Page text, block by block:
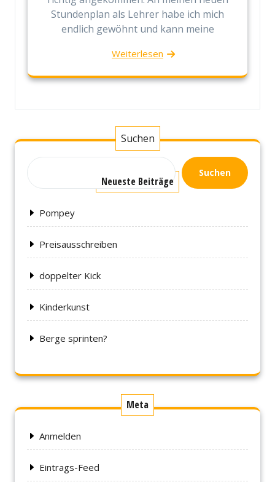
Stundenplan als Lehrer habe ich mich
endlich gewöhnt und kann meine
Weiterlesen
Suchen
Suchen
Neueste Beiträge
Pompey
Preisausschreiben
doppelter Kick
Kinderkunst
Berge sprinten?
Meta
Anmelden
Eintrags-Feed